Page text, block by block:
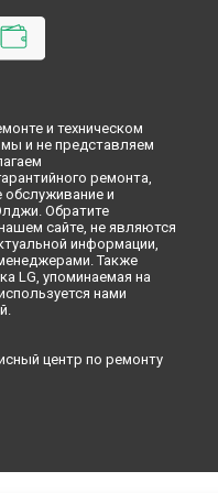
и техническом
и не представляем
ремонта,
обслуживание и
Обратите
сайте, не являются
информации,
Также
LG, упоминаемая на
нами
центр по ремонту